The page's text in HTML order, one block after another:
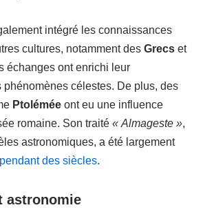
intégré les connaissances
cultures, notamment des Grecs et
échanges ont enrichi leur
célestes. De plus, des
Ptolémée ont eu une influence
romaine. Son traité « Almageste »,
astronomiques, a été largement
des siècles.
astronomie